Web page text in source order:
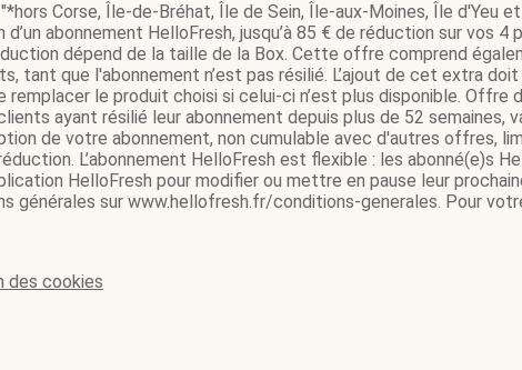
Corse, Île-de-Bréhat, Île de Sein, Île-aux-Moines, Île d'Yeu
abonnement HelloFresh, jusqu’à 85 € de réduction sur vos
dépend de la taille de la Box. Cette offre comprend
tant que l'abonnement n’est pas résilié. L’ajout de cet extra
le produit choisi si celui-ci n’est plus disponible.
ayant résilié leur abonnement depuis plus de 52 semaines,
de votre abonnement, non cumulable avec d'autres offres,
L’abonnement HelloFresh est flexible : les abonné(e)s
HelloFresh pour modifier ou mettre en pause leur
générales sur www.hellofresh.fr/conditions-generales. Pour
des cookies